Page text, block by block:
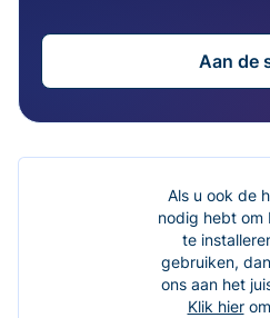
Aan de
Als u ook de
nodig hebt om
te
gebruiken,
ons aan het
Klik hier